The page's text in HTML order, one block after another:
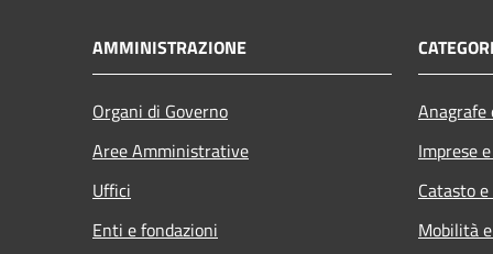
AMMINISTRAZIONE
Organi di Governo
Aree Amministrative
Uffici
Enti e fondazioni
Imprese
Catasto
Mobilità